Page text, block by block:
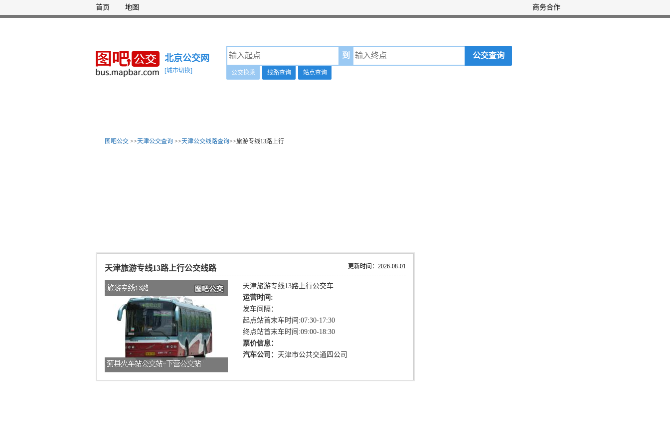
首页 地图 商务合作
北京公交网
[城市切换]
到 公交查询
公交换乘 线路查询 站点查询
图吧公交 >>天津公交查询 >>天津公交线路查询>>旅游专线13路上行
更新时间：2026-08-01
天津旅游专线13路上行公交线路
天津旅游专线13路上行公交车
运营时间:
发车间隔：
起点站首末车时间:07:30-17:30
终点站首末车时间:09:00-18:30
票价信息：
汽车公司： 天津市公共交通四公司